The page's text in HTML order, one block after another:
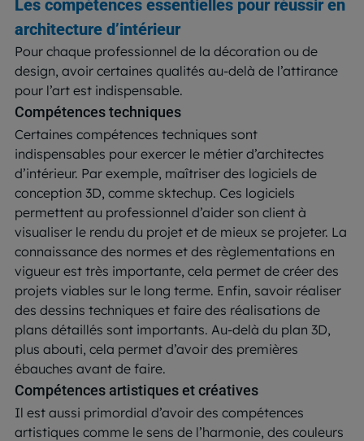
Les compétences essentielles pour réussir en
architecture d’intérieur
Pour chaque professionnel de la décoration ou de
design, avoir certaines qualités au-delà de l’attirance
pour l’art est indispensable.
Compétences techniques
Certaines compétences techniques sont
indispensables pour exercer le métier d’architectes
d’intérieur. Par exemple, maîtriser des logiciels de
conception 3D, comme sktechup. Ces logiciels
permettent au professionnel d’aider son client à
visualiser le rendu du projet et de mieux se projeter. La
connaissance des normes et des règlementations en
vigueur est très importante, cela permet de créer des
projets viables sur le long terme. Enfin, savoir réaliser
des dessins techniques et faire des réalisations de
plans détaillés sont importants. Au-delà du plan 3D,
plus abouti, cela permet d’avoir des premières
ébauches avant de faire.
Compétences artistiques et créatives
Il est aussi primordial d’avoir des compétences
artistiques comme le sens de l’harmonie, des couleurs